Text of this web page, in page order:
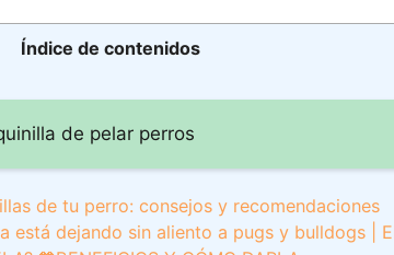
Índice de contenidos
de pelar perros
de tu perro: consejos y recomendaciones
está dejando sin aliento a pugs y bulldogs |